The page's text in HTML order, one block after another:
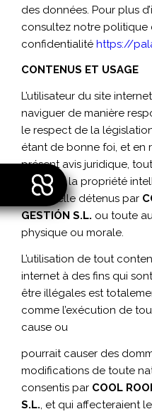
des données. Pour plus
consultez notre politique
confidentialité https://
CONTENUS ET USAGE
L’utilisateur du site
naviguer de manière
le respect de la
étant de bonne foi, et en
présent avis juridique,
droits de la propriété
industrielle détenus par
GESTIÓN S.L. ou toute
physique ou morale.
L’utilisation de tout
internet à des fins qui
être illégales est
comme l’exécution de
cause ou
pourrait causer des
modifications de toute
consentis par COOL
S.L. , et qui affecteraient